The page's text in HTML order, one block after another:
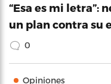
“Esa es mi letra”:
un plan contra su
0
Opiniones